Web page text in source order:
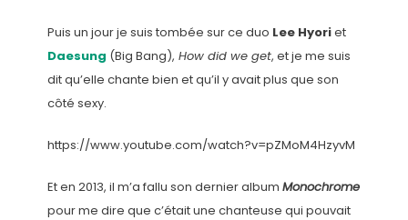
Puis un jour je suis tombée sur ce duo Lee Hyoriet
Daesung (Big Bang), How did we get, et je me suis
dit qu’elle chante bien et qu’il y avait plus que son
côté sexy.
https://www.youtube.com/watch?v=pZMoM4HzyvM
Et en 2013, il m’a fallu son dernier album Monochrome
pour me dire que c’était une chanteuse qui pouvait